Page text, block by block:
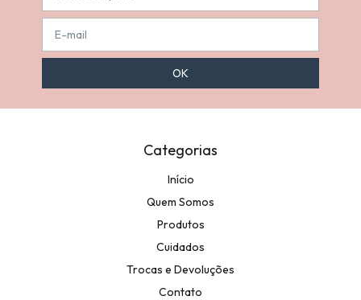
Categorias
Início
Quem Somos
Produtos
Cuidados
Trocas e Devoluções
Contato